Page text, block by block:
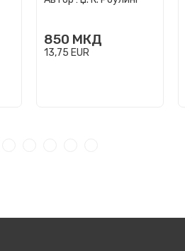
850 МКД
13,75 EUR